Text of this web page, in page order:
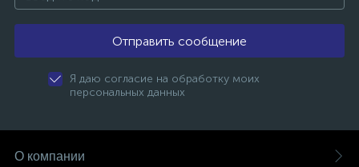
Отправить сообщение
Я даю согласие на обработку моих
персональных данных
О компании